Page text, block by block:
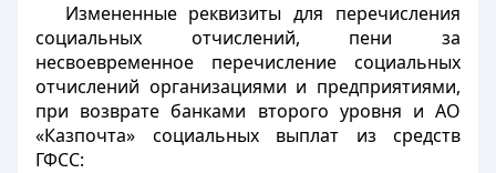
Измененные реквизиты для перечисления
социальных отчислений, пени за
несвоевременное перечисление социальных
отчислений организациями и предприятиями,
при возврате банками второго уровня и АО
«Казпочта» социальных выплат из средств
ГФСС: